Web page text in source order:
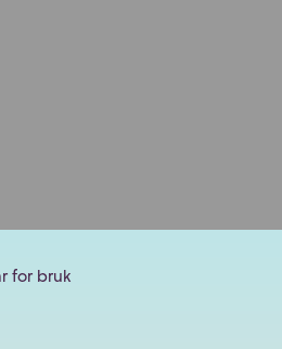
for bruk